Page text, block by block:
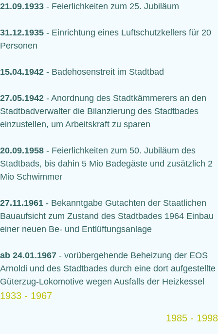
21.09.1933 - Feierlichkeiten zum 25. Jubiläum
31.12.1935 - Einrichtung eines Luftschutzkellers für 20
Personen
15.04.1942 - Badehosenstreit im Stadtbad
27.05.1942 - Anordnung des Stadtkämmerers an den
Stadtbadverwalter die Bilanzierung des Stadtbades
einzustellen, um Arbeitskraft zu sparen
20.09.1958 - Feierlichkeiten zum 50. Jubiläum des
Stadtbads, bis dahin 5 Mio Badegäste und zusätzlich 2
Mio Schwimmer
27.11.1961 - Bekanntgabe Gutachten der Staatlichen
Bauaufsicht zum Zustand des Stadtbades 1964 Einbau
einer neuen Be- und Entlüftungsanlage
ab 24.01.1967 - vorübergehende Beheizung der EOS
Arnoldi und des Stadtbades durch eine dort aufgestellte
Güterzug-Lokomotive wegen Ausfalls der Heizkessel
1933 - 1967
1985 - 1998